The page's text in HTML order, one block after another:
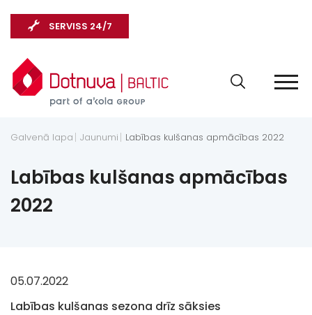
SERVISS 24/7
Galvenā lapa Jaunumi Labības kulšanas apmācības 2022
Labības kulšanas apmācības
2022
05.07.2022
Labības kulšanas sezona drīz sāksies